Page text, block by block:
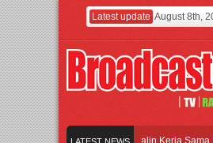
Latest update August 8th,
Agung Podomoro Jalin Kerja Sama